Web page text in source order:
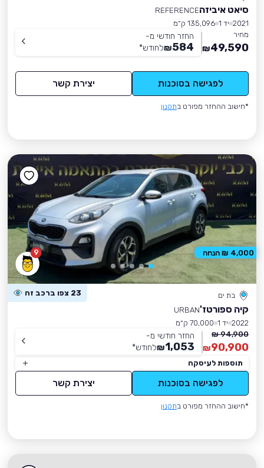
סיאט איביזהREFERENCE
2021 יד 1
135,096 ק״מ
מחיר
49,590
₪
החזר חודשי מ-
584
₪לחודש*
לפגישה בסוכנות יצירת קשר
*חישוב ההחזר מפורט בתקנון
9
בת ים 23 צפו ברכב זה
קיה ספורטז'URBAN
2022 יד 1
70,000 ק״מ
94,900 ₪
90,900
₪
החזר חודשי מ-
1,053
₪לחודש*
תוספות לעיסקה
לפגישה בסוכנות יצירת קשר
*חישוב ההחזר מפורט בתקנון
4,000 ₪ הנחה